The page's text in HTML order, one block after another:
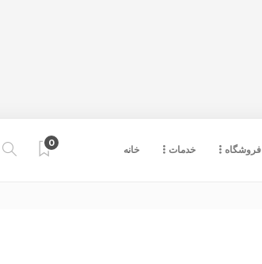
خانه خدمات فروشگاه
0